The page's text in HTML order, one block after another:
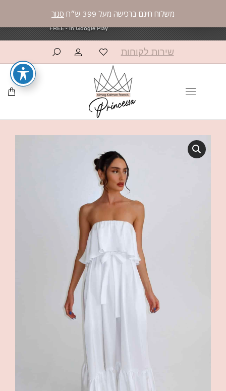
משלוח חינם ברכישה מעל 399 ש״ח סגור
שירות לקוחות
פרינססה פאשן
FREE - In Google Play
פרינססה פאשן
FREE - In Google Play